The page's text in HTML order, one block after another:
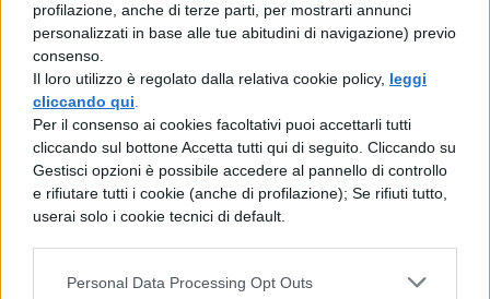
profilazione, anche di terze parti, per mostrarti annunci
personalizzati in base alle tue abitudini di navigazione) previo
consenso.
Il loro utilizzo è regolato dalla relativa cookie policy, leggi
cliccando qui
Per il consenso ai cookies facoltativi puoi accettarli tutti
cliccando sul bottone Accetta tutti qui di seguito. Cliccando su
Gestisci opzioni è possibile accedere al pannello di controllo
e rifiutare tutti i cookie (anche di profilazione); Se rifiuti tutto,
userai solo i cookie tecnici di default.
Personal Data Processing Opt Outs
donne gli armenti e la cura dei cavalli, e
volentieri gli uomini si danno al sonno.
TI POTREBBE INTERESSARE